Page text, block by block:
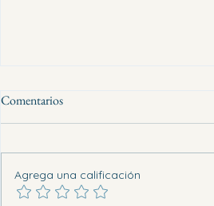
Comentarios
Agrega una calificación